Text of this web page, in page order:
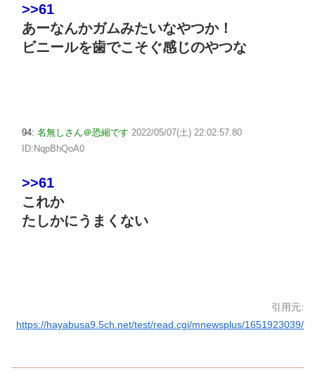
>>61
あーなんかガムみたいなやつか！
ビニールを歯でこそぐ感じのやつな
94: 名無しさん＠恐縮です 2022/05/07(土) 22:02:57.80
ID:NqpBhQoA0
>>61
これか
たしかにうまくない
引用元:
https://hayabusa9.5ch.net/test/read.cgi/mnewsplus/1651923039/